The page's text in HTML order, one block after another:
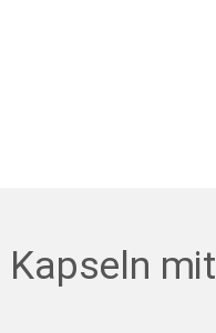
Kapseln mit